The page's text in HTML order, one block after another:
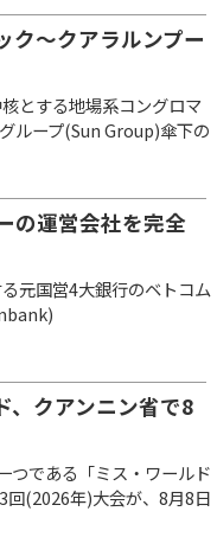
ク～クアラルンプー
とする地場系コングロマ
ループ(Sun Group)傘下の
の運営会社を完全
元国営4大銀行のベトコム
、クアンニン省で8
つである「ミス・ワールド
(2026年)大会が、8月8日